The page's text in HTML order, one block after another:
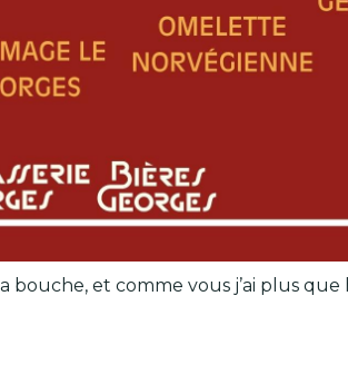
bouche, et comme vous j’ai plus